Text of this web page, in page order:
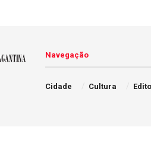
Navegação
Cidade Cultura